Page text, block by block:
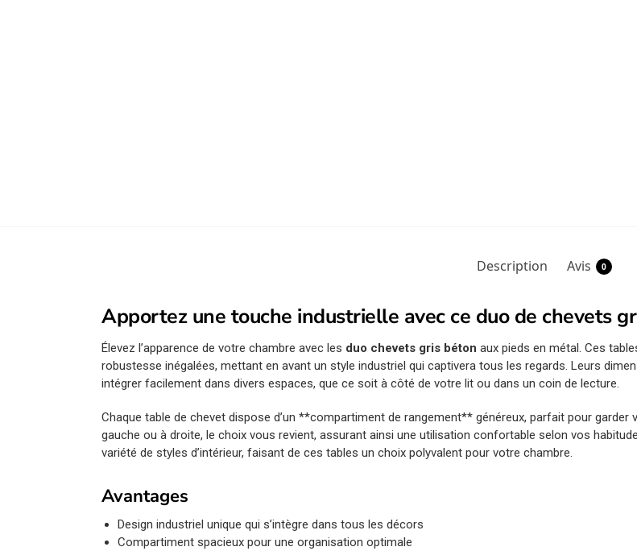
Description Avis 0
Apportez une touche industrielle avec ce duo de chevets
Élevez l’apparence de votre chambre avec les duo chevets gris béton aux pieds en métal. Ces
robustesse inégalées, mettant en avant un style industriel qui captivera tous les regards. Leurs
intégrer facilement dans divers espaces, que ce soit à côté de votre lit ou dans un coin de lecture.
Chaque table de chevet dispose d’un **compartiment de rangement** généreux, parfait pour
gauche ou à droite, le choix vous revient, assurant ainsi une utilisation confortable selon vos
variété de styles d’intérieur, faisant de ces tables un choix polyvalent pour votre chambre.
Avantages
Design industriel unique qui s’intègre dans tous les décors
Compartiment spacieux pour une organisation optimale